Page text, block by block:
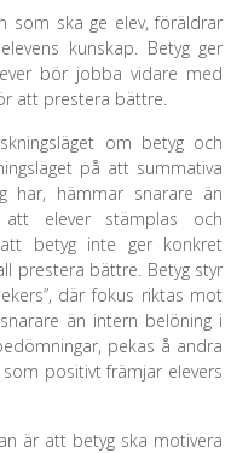
som ska ge elev, föräldrar
kunskap. Betyg ger
bör jobba vidare med
att prestera bättre.
om betyg och
på att summativa
har, hämmar snarare än
elever stämplas och
betyg inte ger konkret
prestera bättre. Betyg styr
där fokus riktas mot
än intern belöning i
pekas å andra
positivt främjar elevers
är att betyg ska motivera